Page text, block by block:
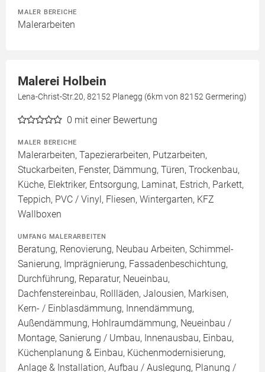
MALER BEREICHE
Malerarbeiten
Malerei Holbein
Lena-Christ-Str.20, 82152 Planegg (6km von 82152 Germering)
0 mit einer Bewertung
MALER BEREICHE
Malerarbeiten, Tapezierarbeiten, Putzarbeiten,
Stuckarbeiten, Fenster, Dämmung, Türen, Trockenbau,
Küche, Elektriker, Entsorgung, Laminat, Estrich, Parkett,
Teppich, PVC / Vinyl, Fliesen, Wintergarten, KFZ
Wallboxen
UMFANG MALERARBEITEN
Beratung, Renovierung, Neubau Arbeiten, Schimmel-
Sanierung, Imprägnierung, Fassadenbeschichtung,
Durchführung, Reparatur, Neueinbau,
Dachfenstereinbau, Rollläden, Jalousien, Markisen,
Kern- / Einblasdämmung, Innendämmung,
Außendämmung, Hohlraumdämmung, Neueinbau /
Montage, Sanierung / Umbau, Innenausbau, Einbau,
Küchenplanung & Einbau, Küchenmodernisierung,
Anlage & Installation, Aufbau / Auslegung, Planung /